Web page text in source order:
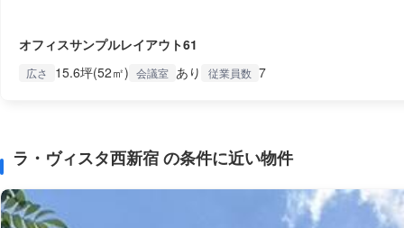
オフィスサンプルレイアウト61
広さ 15.6坪(52㎡) 会議室 あり 従業員数 7
ラ・ヴィスタ西新宿 の条件に近い物件